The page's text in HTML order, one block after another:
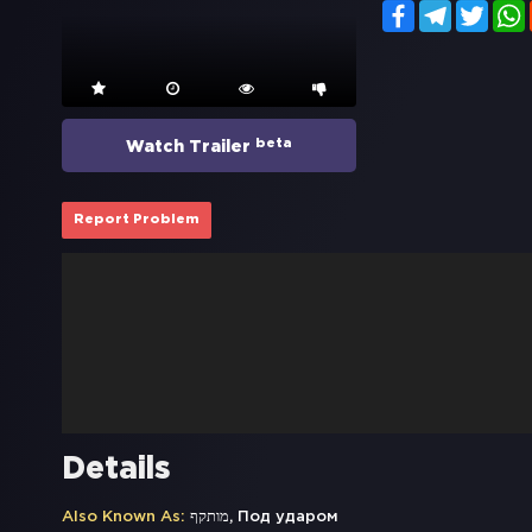
Watch Trailer beta
FacebookTelegram
Report Problem
Details
Also Known As: מותקף, Под ударом